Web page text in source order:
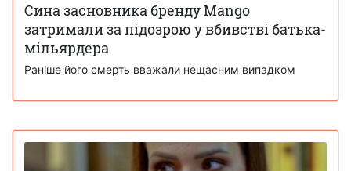
Сина засновника бренду Mango
затримали за підозрою у вбивстві батька-
мільярдера
Раніше його смерть вважали нещасним випадком